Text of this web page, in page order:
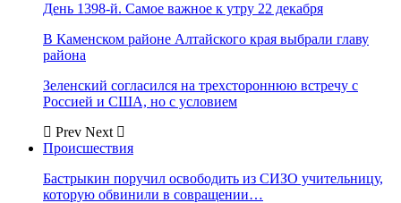
День 1398-й. Самое важное к утру 22 декабря
В Каменском районе Алтайского края выбрали главу
района
Зеленский согласился на трехстороннюю встречу с
Россией и США, но с условием
Prev Next
Происшествия
Бастрыкин поручил освободить из СИЗО учительницу,
которую обвинили в совращении…